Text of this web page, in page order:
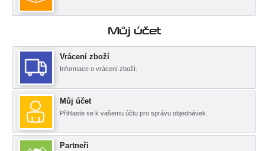
Můj účet
Vrácení zboží
Informace o vrácení zboží.
Můj účet
Přihlaste se k vašemu účtu pro správu objednávek.
Partneři